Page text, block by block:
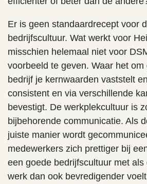
Er is geen standaardrecept voor
bedrijfscultuur. Wat werkt voor
misschien helemaal niet voor
voorbeeld te geven. Waar het
bedrijf je kernwaarden vaststelt
consistent en via verschillende
bevestigt. De werkplekcultuur is
bijbehorende communicatie. Als
juiste manier wordt
medewerkers zich prettiger bij
een goede bedrijfscultuur met als
werk dan ook bevredigender